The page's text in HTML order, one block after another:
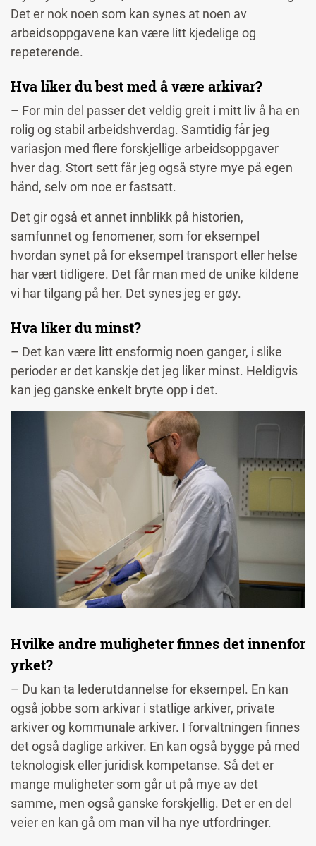
Det er nok noen som kan synes at noen av
arbeidsoppgavene kan være litt kjedelige og
repeterende.
Hva liker du best med å være arkivar?
– For min del passer det veldig greit i mitt liv å ha en
rolig og stabil arbeidshverdag. Samtidig får jeg
variasjon med flere forskjellige arbeidsoppgaver
hver dag. Stort sett får jeg også styre mye på egen
hånd, selv om noe er fastsatt.
Det gir også et annet innblikk på historien,
samfunnet og fenomener, som for eksempel
hvordan synet på for eksempel transport eller helse
har vært tidligere. Det får man med de unike kildene
vi har tilgang på her. Det synes jeg er gøy.
Hva liker du minst?
– Det kan være litt ensformig noen ganger, i slike
perioder er det kanskje det jeg liker minst. Heldigvis
kan jeg ganske enkelt bryte opp i det.
Hvilke andre muligheter finnes det innenfor
yrket?
– Du kan ta lederutdannelse for eksempel. En kan
også jobbe som arkivar i statlige arkiver, private
arkiver og kommunale arkiver. I forvaltningen finnes
det også daglige arkiver. En kan også bygge på med
teknologisk eller juridisk kompetanse. Så det er
mange muligheter som går ut på mye av det
samme, men også ganske forskjellig. Det er en del
veier en kan gå om man vil ha nye utfordringer.